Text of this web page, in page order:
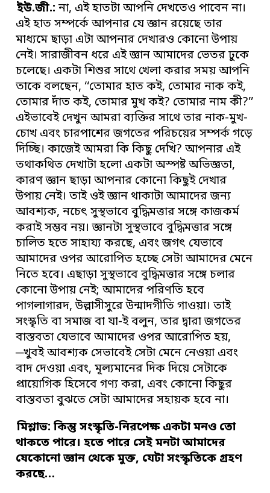
ইউ.জী.: না, এই হাতটা আপনি দেখতেও পাবেন না।
এই হাত সম্পর্কে আপনার যে জ্ঞান রয়েছে তার
মাধ্যমে ছাড়া এটা আপনার দেখারও কোনো উপায়
নেই। সারাজীবন ধরে এই জ্ঞান আমাদের ভেতর ঢুকে
চলেছে। একটা শিশুর সাথে খেলা করার সময় আপনি
তাকে বলছেন, ‘‘তোমার হাত কই, তোমার নাক কই,
তোমার দাঁত কই, তোমার মুখ কই? তোমার নাম কী?’’
এইভাবেই দেখুন আমরা ব্যক্তির সাথে তার নাক-মুখ-
চোখ এবং চারপাশের জগতের পরিচয়ের সম্পর্ক গড়ে
দিচ্ছি। কাজেই আমরা কি কিছু দেখি? আপনার এই
তথাকথিত দেখাটা হলো একটা অস্পষ্ট অভিজ্ঞতা,
কারণ জ্ঞান ছাড়া আপনার কোনো কিছুই দেখার
উপায় নেই। তাই ওই জ্ঞান থাকাটা আমাদের জন্য
আবশ্যক, নচেৎ সুস্থভাবে বুদ্ধিমত্তার সঙ্গে কাজকর্ম
করাই সম্ভব নয়। জ্ঞানটা সুস্থভাবে বুদ্ধিমত্তার সঙ্গে
চালিত হতে সাহায্য করছে, এবং জগৎ যেভাবে
আমাদের ওপর আরোপিত হচ্ছে সেটা আমাদের মেনে
নিতে হবে। এছাড়া সুস্থভাবে বুদ্ধিমত্তার সঙ্গে চলার
কোনো উপায় নেই; আমাদের পরিণতি হবে
পাগলাগারদ, উল্লাসীসুরে উন্মাদগীতি গাওয়া। তাই
সংস্কৃতি বা সমাজ বা যা-ই বলুন, তার দ্বারা জগতের
বাস্তবতা যেভাবে আমাদের ওপর আরোপিত হয়,
─খুবই আবশ্যক সেভাবেই সেটা মেনে নেওয়া এবং
বাদ দেওয়া এবং, মূল্যমানের দিক দিয়ে সেটাকে
প্রায়োগিক হিসেবে গণ্য করা, এবং কোনো কিছুর
বাস্তবতা বুঝতে সেটা আমাদের সহায়ক হবে না।
মিশ্লাভ: কিন্তু সংস্কৃতি-নিরপেক্ষ একটা মনও তো
থাকতে পারে।হতে পারে সেই মনটা আমাদের
যেকোনো জ্ঞান থেকে মুক্ত, যেটা সংস্কৃতিকে গ্রহণ
করছে…